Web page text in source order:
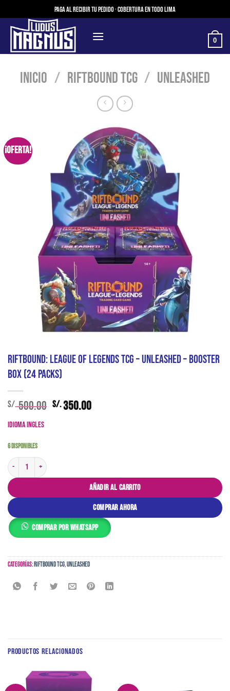
al
contenido
Paga al recibir tu pedido · Cobertura en todo Lima
0
Inicio / Riftbound TCG / Unleashed
¡Oferta!
Riftbound: League of Legends TCG – Unleashed – Booster
Box (24 Packs)
S/.500.00 El
S/.350.00El
Idioma Ingles
6 disponibles
Riftbound: League of Legends TCG - Unleashed - Booster Box (24 Packs) cantidad
AÑADIR AL CARRITO
COMPRAR AHORA
COMPRAR POR WHATSAPP
Categorías: Riftbound TCG,Unleashed
PRODUCTOS RELACIONADOS